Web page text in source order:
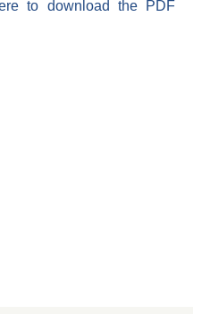
to download the PDF